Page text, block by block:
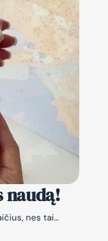
naudą!
nes tai…